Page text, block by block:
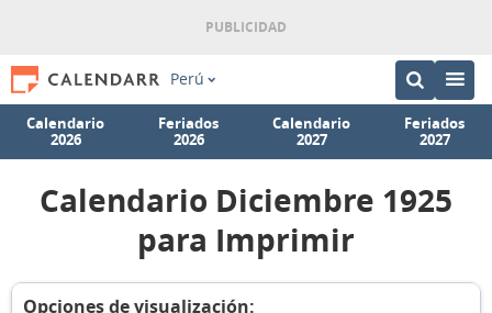
Perú
Calendario
2026
Feriados
2026
Calendario
2027
Feriados
2027
Calendario Diciembre 1925
para Imprimir
Opciones de visualización: